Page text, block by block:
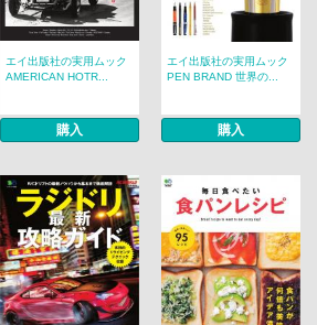
エイ出版社の実用ムック
AMERICAN HOTR...
購入
エイ出版社の実用ムック
PEN BRAND 世界の...
購入